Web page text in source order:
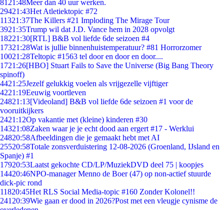
81 21:48Meer dan 40 uur werken.
29421:43Het Atletiektopic #72
11321:37The Killers #21 Imploding The Mirage Tour
3921:35Trump wil dat J.D. Vance hem in 2028 opvolgt
18221:30[RTL] B&B vol liefde 6de seizoen #4
17321:28Wat is jullie binnenhuistemperatuur? #81 Horrorzomer
10021:28Teltopic #1563 tel door en door en door....
1721:26[HBO] Stuart Fails to Save the Universe (Big Bang Theory
spinoff)
4421:25Jezelf gelukkig voelen als vrijgezelle vijftiger
4221:19Eeuwig voortleven
24821:13[Videoland] B&B vol liefde 6de seizoen #1 voor de
vooruitkijkers
2421:12Op vakantie met (kleine) kinderen #30
14321:08Zaken waar je je echt dood aan ergert #17 - Werklui
24820:58Afbeeldingen die je gemaakt hebt met AI
25520:58Totale zonsverduistering 12-08-2026 (Groenland, IJsland en
Spanje) #1
17920:53Laatst gekochte CD/LP/MuziekDVD deel 75 | koopjes
14420:46NPO-manager Menno de Boer (47) op non-actief stuurde
dick-pic rond
11820:45Het RLS Social Media-topic #160 Zonder Kolonel!!
241 20:39Wie gaan er dood in 2026?Post met een vleugje cynisme de